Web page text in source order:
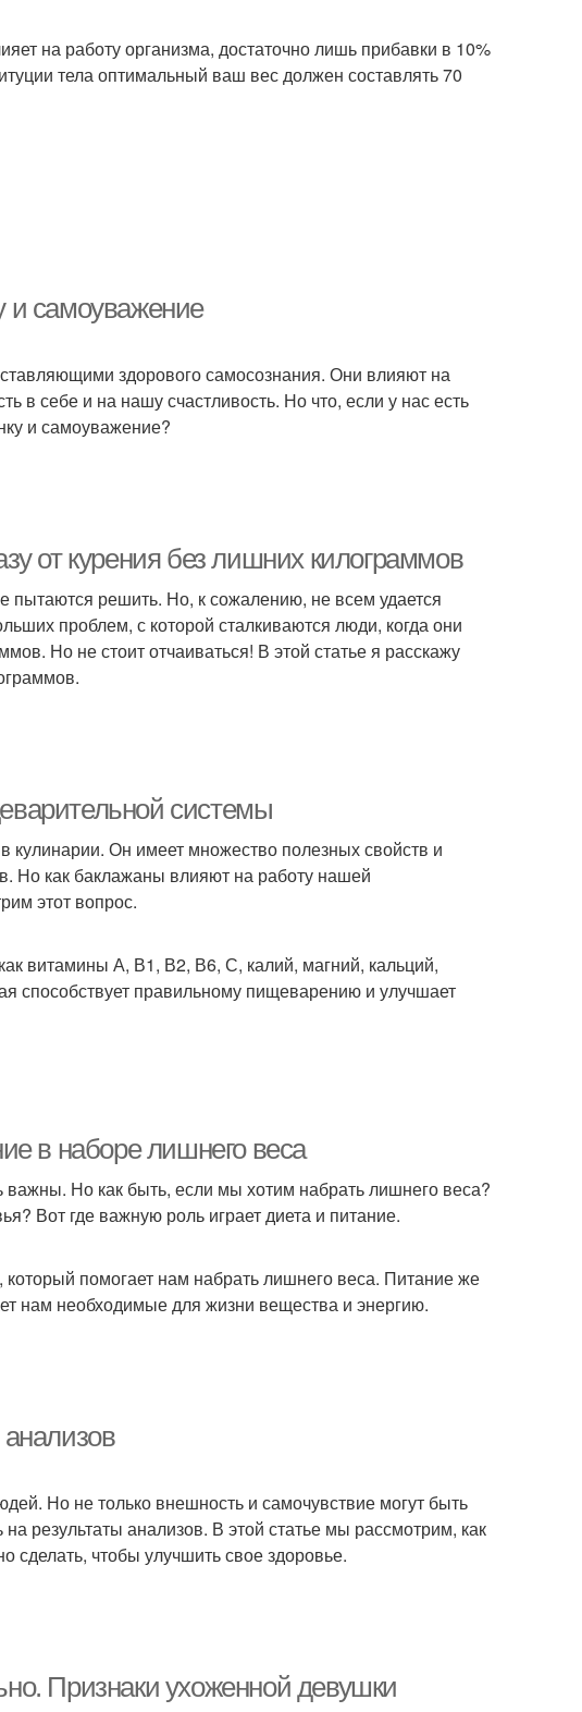
на работу организма, достаточно лишь прибавки в 10%
тела оптимальный ваш вес должен составлять 70
и самоуважение
здорового самосознания. Они влияют на
в себе и на нашу счастливость. Но что, если у нас есть
и самоуважение?
от курения без лишних килограммов
пытаются решить. Но, к сожалению, не всем удается
проблем, с которой сталкиваются люди, когда они
Но не стоит отчаиваться! В этой статье я расскажу
системы
Он имеет множество полезных свойств и
Но как баклажаны влияют на работу нашей
этот вопрос.
витамины А, В1, В2, В6, С, калий, магний, кальций,
способствует правильному пищеварению и улучшает
в наборе лишнего веса
Но как быть, если мы хотим набрать лишнего веса?
Вот где важную роль играет диета и питание.
помогает нам набрать лишнего веса. Питание же
нам необходимые для жизни вещества и энергию.
Но не только внешность и самочувствие могут быть
результаты анализов. В этой статье мы рассмотрим, как
сделать, чтобы улучшить свое здоровье.
Признаки ухоженной девушки